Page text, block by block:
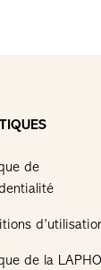
de
de la LAPHO